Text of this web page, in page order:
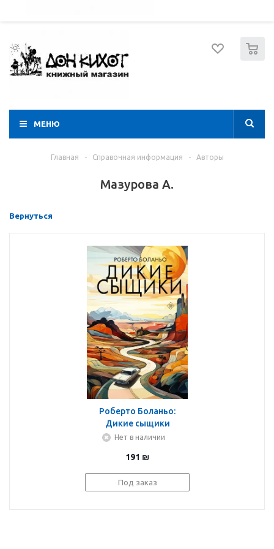
МЕНЮ
Главная - Справочная информация - Авторы
Мазурова А.
Вернуться
Роберто Боланьо:
Дикие сыщики
Нет в наличии
191 ₪
Под заказ